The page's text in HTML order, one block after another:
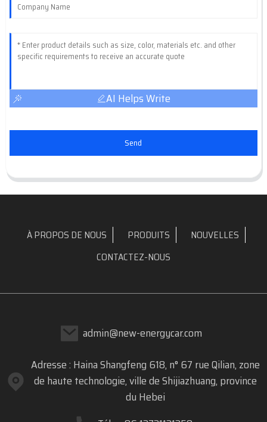
AI Helps Write
Send
À PROPOS DE NOUS PRODUITS
NOUVELLES
CONTACTEZ-NOUS
admin@new-energycar.com
Adresse : Haina Shangfeng 618, n° 67 rue Qilian, zone
de haute technologie, ville de Shijiazhuang, province
du Hebei